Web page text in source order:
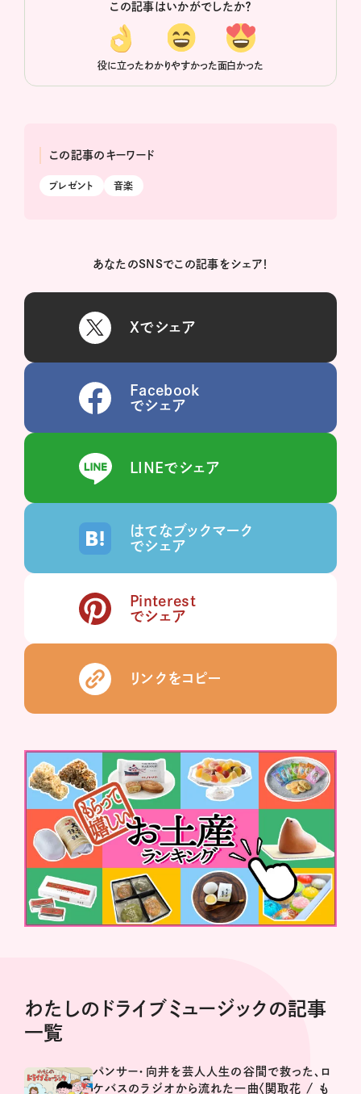
この記事はいかがでしたか？
役に立ったわかりやすかった面白かった
この記事のキーワード
プレゼント 音楽
あなたのSNSでこの記事をシェア！
Xでシェア
Facebook
でシェア
LINEでシェア
はてなブックマーク
でシェア
Pinterest
でシェア
リンクをコピー
わたしのドライブミュージックの記事
一覧
パンサー・向井を芸人人生の谷間で救った、ロ
ケバスのラジオから流れた一曲〈関取花 / も